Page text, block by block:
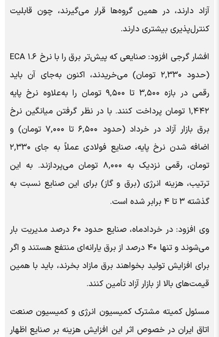
آزاد دارند، در همین گروه‌ها قرار می‌گیرند، چون قابلیت
کنترل‌پذیری بیشتری دارند.
افشار گرجی افزود: صنایعی که پیش‌تر برق را با نرخ ۱.۶ ECA
(حدود ۲,۳۳۰ تومان) می‌خریدند، اکنون به‌جای آن باید
رقمی در بازه ۳,۵۰۰ تا ۹,۵۰۰ تومان را به‌علاوه نرخ پایه
۱,۴۴۲ تومان پرداخت کنند. با در نظر گرفتن میانگین نرخ
برق بازار آزاد در خرداد (حدود ۶,۵۰۰ تا ۷,۰۰۰ تومان) و
اضافه شدن نرخ پایه، صنایع فولادی عملاً به جای ۲,۳۳۰
تومان، رقمی نزدیک به ۸,۰۰۰ تومان می‌پردازند. به این
ترتیب، هزینه انرژی (برق و گاز) برای این صنایع نسبت به
گذشته ۳ تا ۴ برابر شده است.
وی افزود: در خردادماه، صنایع حدود ۶۰ درصد مدیریت بار
می‌شوند و تنها ۴۰ درصد از برق یارانه‌ای منتفع هستند و اگر
برای افزایش تولید بخواهند برق مازاد بخرند، باید با همین
قیمت‌های بالا از بازار آزاد تأمین کنند.
مسئول کمیته مشترک کمیسیون انرژی و کمیسیون صنعت
اتاق ایران در خصوص اثر این افزایش هزینه بر صنایع اظهار